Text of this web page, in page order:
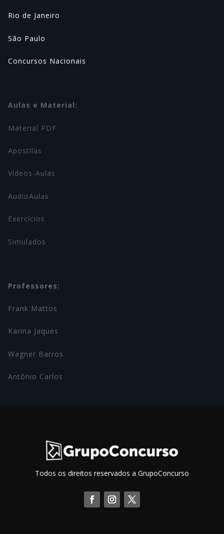
Rio de Janeiro
São Paulo
Concursos Nacionais
Aulas e Material:
Material PDF
Apostilas
Vídeos-Aulas
AudioAulas
Exercícios
Simulados
Professores:
Frank Mattos
Karina Jaques
Wagner Barros
Antônio Carlos
Todos os direitos reservados a GrupoConcurso